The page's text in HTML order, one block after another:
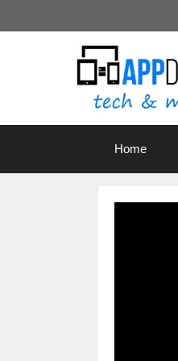
Inhalt
Home